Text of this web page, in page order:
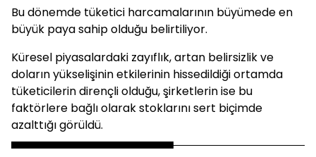
Bu dönemde tüketici harcamalarının büyümede en
büyük paya sahip olduğu belirtiliyor.
Küresel piyasalardaki zayıflık, artan belirsizlik ve
doların yükselişinin etkilerinin hissedildiği ortamda
tüketicilerin dirençli olduğu, şirketlerin ise bu
faktörlere bağlı olarak stoklarını sert biçimde
azalttığı görüldü.